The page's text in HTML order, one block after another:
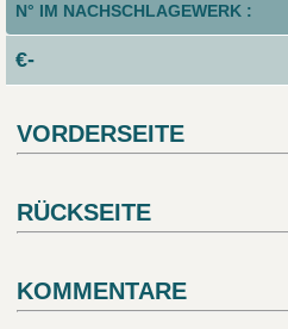
N° IM NACHSCHLAGEWERK :
€-
VORDERSEITE
RÜCKSEITE
KOMMENTARE